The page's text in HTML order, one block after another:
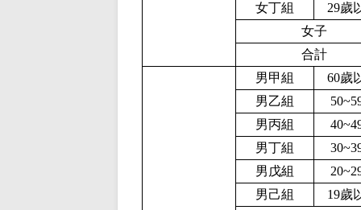
女丁組
29歲
女子
合計
男甲組
60歲
男乙組
男丙組
男丁組
男戊組
男己組
19歲